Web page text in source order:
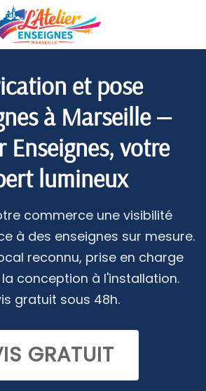
et pose
à Marseille —
Enseignes, votre
lumineux
commerce une visibilité
à des enseignes sur mesure.
reconnu, prise en charge
conception à l'installation.
gratuit sous 48h.
GRATUIT